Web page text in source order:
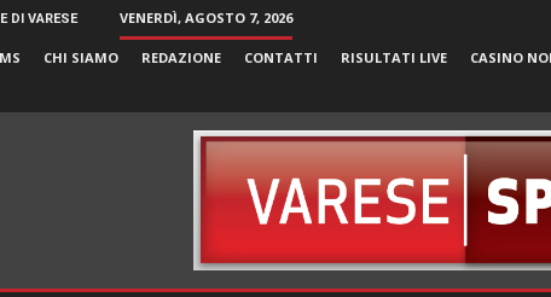
DI VARESE VENERDÌ, AGOSTO 7, 2026
CHI SIAMO REDAZIONE CONTATTI RISULTATI LIVE CASINO